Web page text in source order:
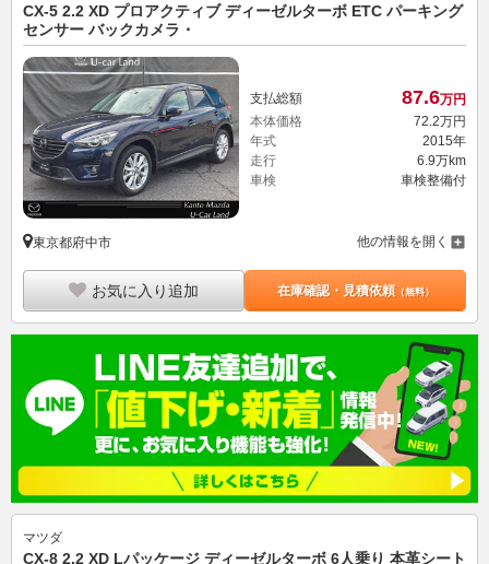
CX-5 2.2 XD プロアクティブ ディーゼルターボ ETC パーキング
センサー バックカメラ・
支払総額 87.6万円
本体価格
72. 2万円
年式
2015年
走行
6.9万km
車検
車検整備付
東京都府中市 他の情報を開く
お気に入り追加 在庫確認・見積依頼（無料）
マツダ
CX-8 2.2 XD Lパッケージ ディーゼルターボ 6人乗り 本革シート